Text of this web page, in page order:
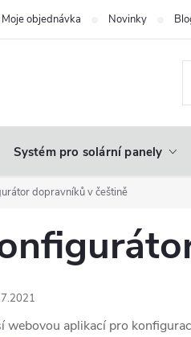
Moje objednávka Novinky
Systém pro solární panely
dopravníků v češtině
webovou aplikací pro